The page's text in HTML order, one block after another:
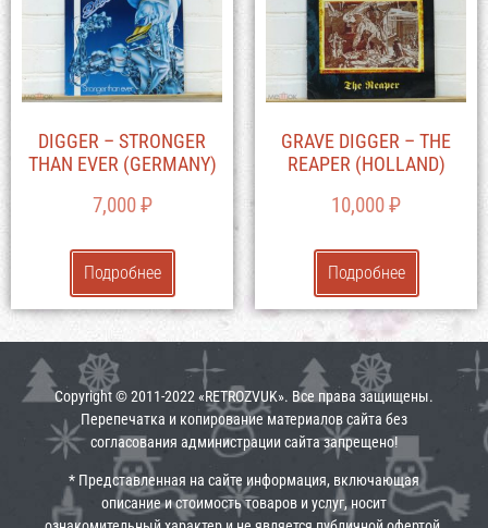
DIGGER – STRONGER
THAN EVER (GERMANY)
7,000₽
Подробнее
GRAVE DIGGER – THE
REAPER (HOLLAND)
10,000₽
Подробнее
Copyright © 2011-2022 «RETROZVUK». Все права защищены.
Перепечатка и копирование материалов сайта без
согласования администрации сайта запрещено!
* Представленная на сайте информация, включающая
описание и стоимость товаров и услуг, носит